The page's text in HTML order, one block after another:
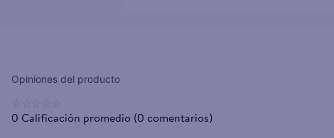
0 Calificación promedio (0 comentarios)